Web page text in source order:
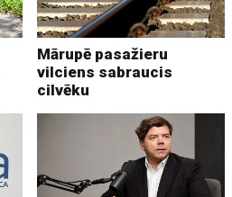
Mārupē pasažieru
vilciens sabraucis
cilvēku